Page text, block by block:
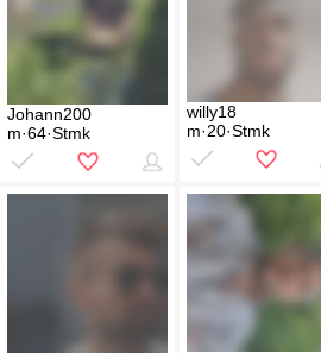
Johann200
m·64·Stmk
willy18
m·20·Stmk